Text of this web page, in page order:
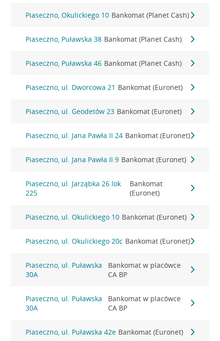
Piaseczno, Okulickiego 10 Bankomat (Planet Cash)
Piaseczno, Puławska 38 Bankomat (Planet Cash)
Piaseczno, Puławska 46 Bankomat (Planet Cash)
Piaseczno, ul. Dworcowa 21 Bankomat (Euronet)
Piaseczno, ul. Geodetów 23 Bankomat (Euronet)
Piaseczno, ul. Jana Pawła II 24 Bankomat (Euronet)
Piaseczno, ul. Jana Pawła II 9 Bankomat (Euronet)
Piaseczno, ul. Jarząbka 26 lok
225
Bankomat
(Euronet)
Piaseczno, ul. Okulickiego 10 Bankomat (Euronet)
Piaseczno, ul. Okulickiego 20c Bankomat (Euronet)
Piaseczno, ul. Puławska
30A
Bankomat w placówce
CA BP
Piaseczno, ul. Puławska
30A
Bankomat w placówce
CA BP
Piaseczno, ul. Puławska 42e Bankomat (Euronet)